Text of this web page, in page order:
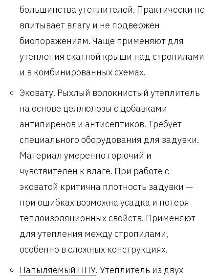
большинства утеплителей. Практически не
впитывает влагу и не подвержен
биопоражениям. Чаще применяют для
утепления скатной крыши над стропилами
и в комбинированных схемах.
Эковату. Рыхлый волокнистый утеплитель
на основе целлюлозы с добавками
антипиренов и антисептиков. Требует
специального оборудования для задувки.
Материал умеренно горючий и
чувствителен к влаге. При работе с
эковатой критична плотность задувки —
при ошибках возможна усадка и потеря
теплоизоляционных свойств. Применяют
для утепления между стропилами,
особенно в сложных конструкциях.
Напыляемый ППУ. Утеплитель из двух